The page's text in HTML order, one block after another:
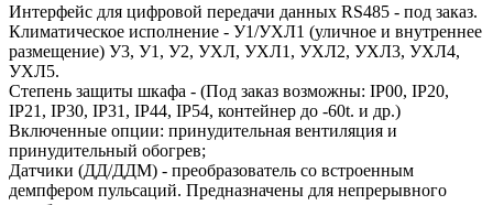
Интерфейс для цифровой передачи данных RS485 - под заказ.
Климатическое исполнение - У1/УХЛ1 (уличное и внутреннее
размещение) У3, У1, У2, УХЛ, УХЛ1, УХЛ2, УХЛ3, УХЛ4,
УХЛ5.
Степень защиты шкафа - (Под заказ возможны: IP00, IP20,
IP21, IP30, IP31, IP44, IP54, контейнер до -60t. и др.)
Включенные опции: принудительная вентиляция и
принудительный обогрев;
Датчики (ДД/ДДМ) - преобразователь со встроенным
демпфером пульсаций. Предназначены для непрерывного